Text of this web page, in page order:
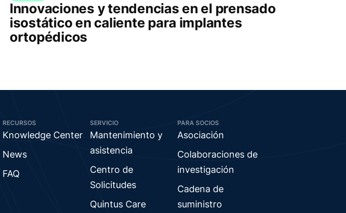
Innovaciones y tendencias en el prensado
isostático en caliente para implantes
ortopédicos
RECURSOS
Knowledge Center
News
FAQ
SERVICIO
Mantenimiento y
asistencia
Centro de
Solicitudes
Quintus Care
PARA SOCIOS
Asociación
Colaboraciones de
investigación
Cadena de
suministro